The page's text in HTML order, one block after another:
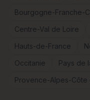
Bourgogne-Franche-
Centre-Val de Loire
Hauts-de-France
Occitanie
Pays de
Provence-Alpes-Côte